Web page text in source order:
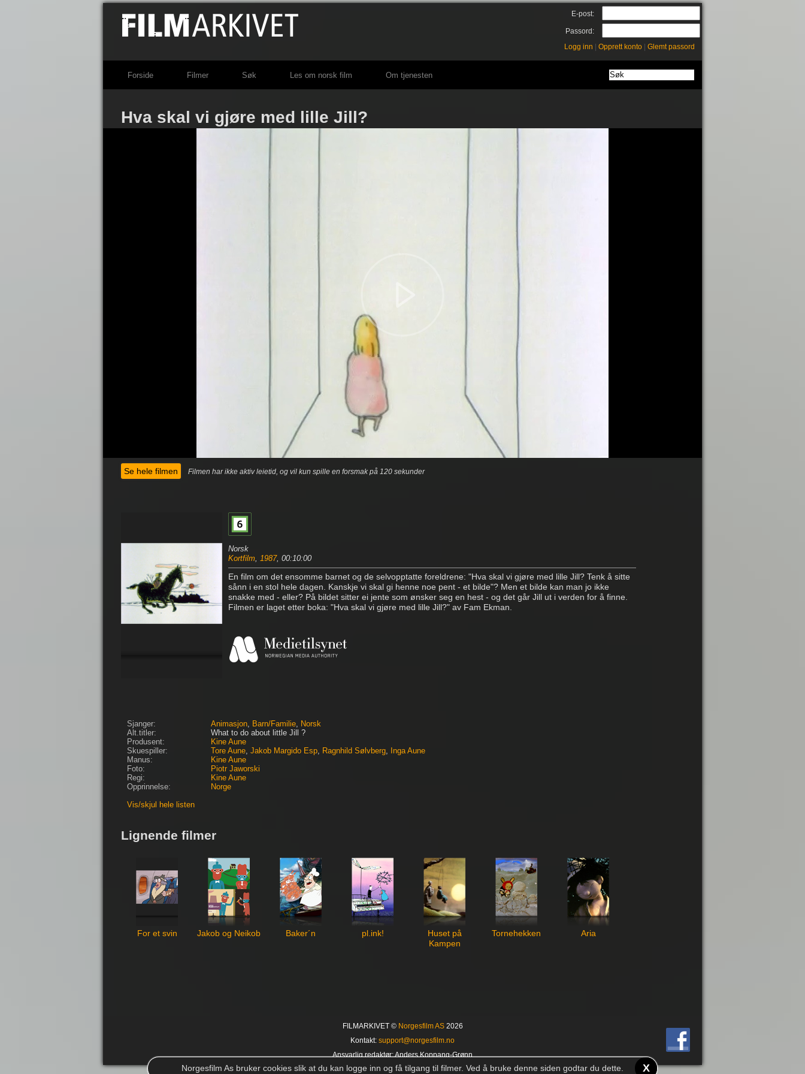
E-post:
Passord:
Logg inn
Opprett konto Glemt passord
Forside Filmer Søk Les om norsk film Om tjenesten
Hva skal vi gjøre med lille Jill?
Se hele filmen Filmen har ikke aktiv leietid, og vil kun spille en forsmak på 120 sekunder
Norsk
Kortfilm, 1987, 00:10:00
En film om det ensomme barnet og de selvopptatte foreldrene: "Hva skal vi gjøre med lille Jill? Tenk å sitte
sånn i en stol hele dagen. Kanskje vi skal gi henne noe pent - et bilde"? Men et bilde kan man jo ikke
snakke med - eller? På bildet sitter ei jente som ønsker seg en hest - og det går Jill ut i verden for å finne.
Filmen er laget etter boka: "Hva skal vi gjøre med lille Jill?" av Fam Ekman.
Sjanger: Animasjon, Barn/Familie, Norsk
Alt.titler:
What to do about little Jill ?
Produsent:
Kine Aune
Skuespiller:
Tore Aune, Jakob Margido Esp, Ragnhild Sølvberg,
Inga Aune
Manus:
Kine Aune
Foto:
Piotr Jaworski
Regi:
Kine Aune
Opprinnelse:
Norge
Vis/skjul hele listen
Lignende filmer
For et svin Jakob og Neikob Baker´n pl.ink!
Huset på
Kampen
Tornehekken Aria
FILMARKIVET © Norgesfilm AS2026
Kontakt: support@norgesfilm.no
Ansvarlig redaktør: Anders Koppang-Grønn
Norgesfilm As bruker cookies slik at du kan logge inn og få tilgang til filmer. Ved å bruke denne siden godtar du dette. X